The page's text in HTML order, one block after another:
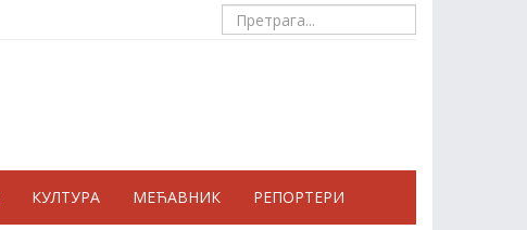
КУЛТУРА МЕЋАВНИК РЕПОРТЕРИ